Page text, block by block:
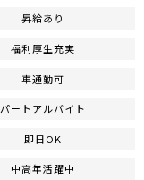
昇給あり
福利厚生充実
車通勤可
パートアルバイト
即日OK
中高年活躍中